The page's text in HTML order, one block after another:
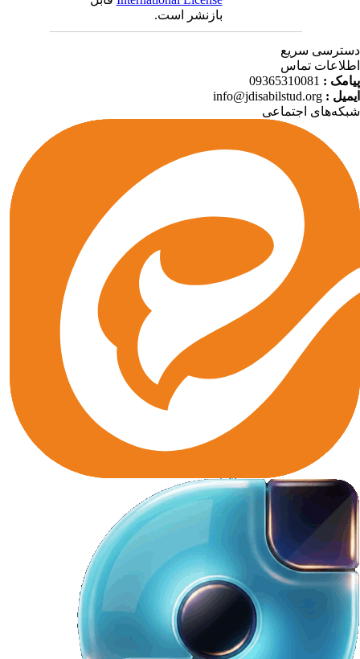
بازنشر است.
سریع
تماس
:
09365310081
:
info@jdisabilstud.org
اجتماعی